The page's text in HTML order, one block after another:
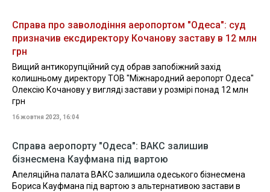
Справа про заволодіння аеропортом "Одеса": суд
призначив ексдиректору Кочанову заставу в 12 млн
грн
Вищий антикорупційний суд обрав запобіжний захід
колишньому директору ТОВ "Міжнародний аеропорт Одеса"
Олексію Кочанову у вигляді застави у розмірі понад 12 млн
грн
16 жовтня 2023, 16:04
Справа аеропорту "Одеса": ВАКС залишив
бізнесмена Кауфмана під вартою
Апеляційна палата ВАКС залишила одеського бізнесмена
Бориса Кауфмана під вартою з альтернативою застави в